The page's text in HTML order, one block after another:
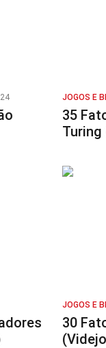
JOGOS E
35
JOGOS E
30